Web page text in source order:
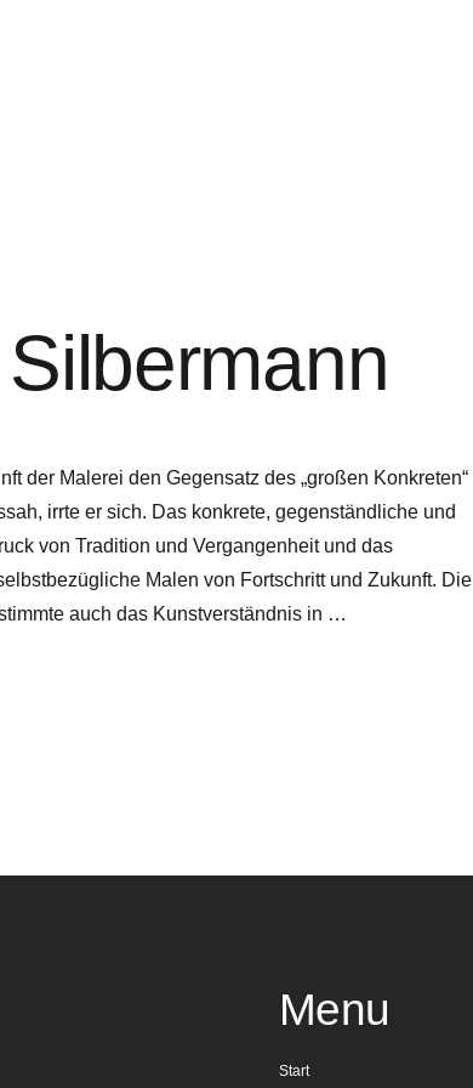
der Malerei den Gegensatz des „großen Konkreten“
irrte er sich. Das konkrete, gegenständliche und
von Tradition und Vergangenheit und das
Malen von Fortschritt und Zukunft. Die
auch das Kunstverständnis in …
Menu
Start